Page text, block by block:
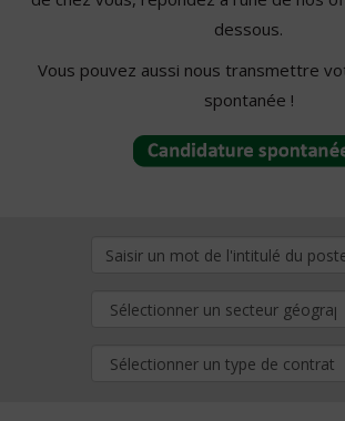
dessous.
Vous pouvez aussi nous transmettre
spontanée !